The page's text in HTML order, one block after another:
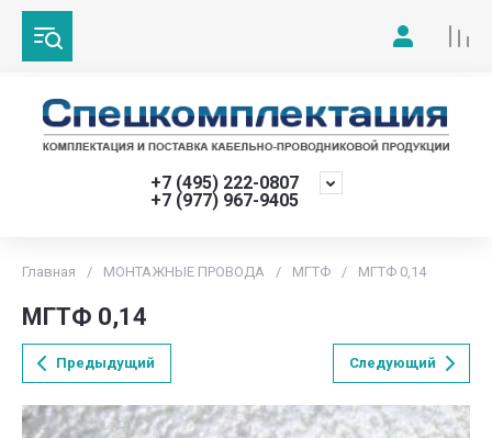
+7 (495) 222-0807
+7 (977) 967-9405
Главная / МОНТАЖНЫЕ ПРОВОДА / МГТФ / МГТФ 0,14
МГТФ 0,14
Предыдущий Следующий